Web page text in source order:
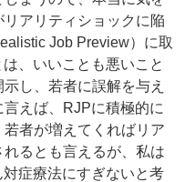
アリティショックに陥
Job Preview）に取
、いいことも悪いこと
し、若者に誤解を与え
えば、RJPに積極的に
者が増えてくればリア
るとも言えるが、私は
症療法にすぎないと考